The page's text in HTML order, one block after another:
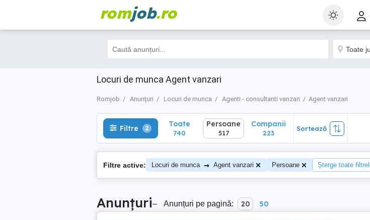
romjob.ro
Locuri de munca Agent vanzari
Romjob Anunțuri Locuri de munca Agenti - consultanti vanzari Agent vanzari
Filtre 2 Toate
740
Filtre 2 Toate
740
Persoane
517
Companii
223
Sortează
Filtre active: Locuri de munca → Agent vanzari Persoane Șterge toate
Anunțuri– Anunțuri pe pagină: 20 50